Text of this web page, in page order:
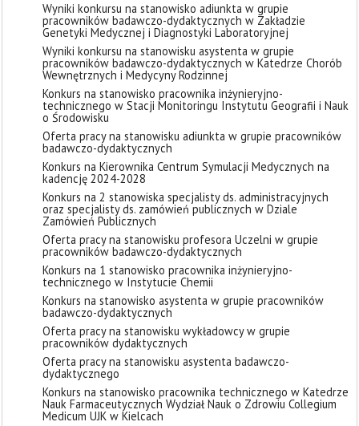
Wyniki konkursu na stanowisko adiunkta w grupie
pracowników badawczo-dydaktycznych w Zakładzie
Genetyki Medycznej i Diagnostyki Laboratoryjnej
Wyniki konkursu na stanowisku asystenta w grupie
pracowników badawczo-dydaktycznych w Katedrze Chorób
Wewnętrznych i Medycyny Rodzinnej
Konkurs na stanowisko pracownika inżynieryjno-
technicznego w Stacji Monitoringu Instytutu Geografii i Nauk
o Środowisku
Oferta pracy na stanowisku adiunkta w grupie pracowników
badawczo-dydaktycznych
Konkurs na Kierownika Centrum Symulacji Medycznych na
kadencję 2024-2028
Konkurs na 2 stanowiska specjalisty ds. administracyjnych
oraz specjalisty ds. zamówień publicznych w Dziale
Zamówień Publicznych
Oferta pracy na stanowisku profesora Uczelni w grupie
pracowników badawczo-dydaktycznych
Konkurs na 1 stanowisko pracownika inżynieryjno-
technicznego w Instytucie Chemii
Konkurs na stanowisko asystenta w grupie pracowników
badawczo-dydaktycznych
Oferta pracy na stanowisku wykładowcy w grupie
pracowników dydaktycznych
Oferta pracy na stanowisku asystenta badawczo-
dydaktycznego
Konkurs na stanowisko pracownika technicznego w Katedrze
Nauk Farmaceutycznych Wydział Nauk o Zdrowiu Collegium
Medicum UJK w Kielcach